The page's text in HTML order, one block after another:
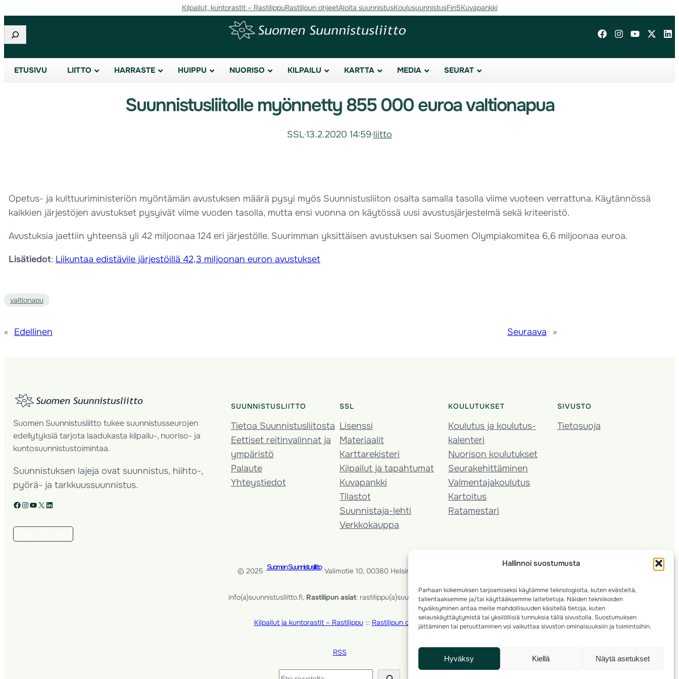
Hallinnoi suostumusta
Parhaan kokemuksen tarjoamiseksi käytämme teknologioita, kuten evästeitä,
tallentaaksemme ja/tai käyttääksemme laitetietoja. Näiden tekniikoiden
hyväksyminen antaa meille mahdollisuuden käsitellä tietoja, kuten
selauskäyttäytymistä tai yksilöllisiä tunnuksia tällä sivustolla. Suostumuksen
jättäminen tai peruuttaminen voi vaikuttaa sivuston ominaisuuksiin ja toimintoihin.
Hyväksy Kiellä Näytä asetukset
Kilpailut, kuntorastit – RastilippuRastilipun ohjeetAloita suunnistusKoulusuunnistusFin5Kuvapankki
Etsi
ETUSIVU LIITTO HARRASTE HUIPPU NUORISO KILPAILU KARTTA MEDIA SEURAT
Suunnistusliitolle myönnetty 855 000 euroa valtionapua
SSL·13.2.2020 14:59·liitto
Opetus- ja kulttuuriministeriön myöntämän avustuksen määrä pysyi myös Suunnistusliiton osalta samalla tasolla viime vuoteen verrattuna. Käytännössä
kaikkien järjestöjen avustukset pysyivät viime vuoden tasolla, mutta ensi vuonna on käytössä uusi avustusjärjestelmä sekä kriteeristö.
Avustuksia jaettiin yhteensä yli 42 miljoonaa 124 eri järjestölle. Suurimman yksittäisen avustuksen sai Suomen Olympiakomitea 6,6 miljoonaa euroa.
Lisätiedot: Liikuntaa edistävile järjestöillä 42,3 miljoonan euron avustukset
valtionapu
« Edellinen Seuraava »
Suomen Suunnistusliitto tukee suunnistusseurojen
edellytyksiä tarjota laadukasta kilpailu-, nuoriso- ja
kuntosuunnistustoimintaa.
Suunnistuksen lajeja ovat suunnistus, hiihto-,
pyörä- ja tarkkuussuunnistus.
Facebook Instagram YouTube X LinkedIn
SUUNNISTUSLIITTO
Tietoa Suunnistusliitosta
Eettiset reitinvalinnat ja
ympäristö
Palaute
Yhteystiedot
SSL
Lisenssi
Materiaalit
Karttarekisteri
Kilpailut ja tapahtumat
Kuvapankki
Tilastot
Suunnistaja-lehti
Verkkokauppa
KOULUTUKSET
Koulutus ja koulutus­
kalenteri
Nuorison koulutukset
Seura­kehittäminen
Valmentaja­koulutus
Kartoitus
Ratamestari
SIVUSTO
Tietosuoja
© 2025 ·Suomen Suunnistusliitto· Valimotie 10, 00380 Helsinki, Finland
info(a)suunnistusliitto.fi, Rastilipun asiat: rastilippu(a)suunnistusliitto.fi
Kilpailut ja kuntorastit – Rastilippu::: Rastilipun ohjeet
RSS
Etsi